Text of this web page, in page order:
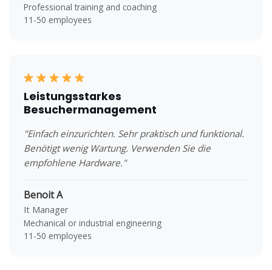
Professional training and coaching
11-50 employees
Leistungsstarkes
Besuchermanagement
"Einfach einzurichten. Sehr praktisch und funktional.
Benötigt wenig Wartung. Verwenden Sie die
empfohlene Hardware."
Benoit A
It Manager
Mechanical or industrial engineering
11-50 employees